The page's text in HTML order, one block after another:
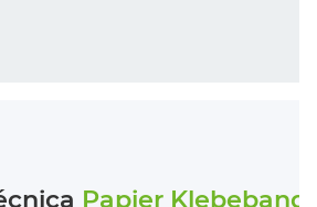
Papier Klebeband